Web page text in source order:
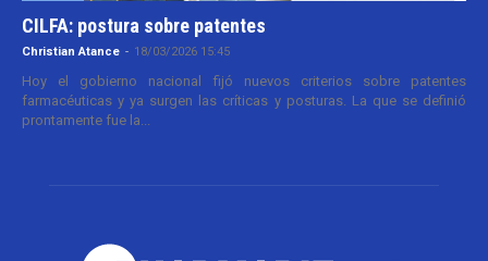
CILFA: postura sobre patentes
Christian Atance - 18/03/2026 15:45
Hoy el gobierno nacional fijó nuevos criterios sobre patentes
farmacéuticas y ya surgen las críticas y posturas. La que se definió
prontamente fue la...